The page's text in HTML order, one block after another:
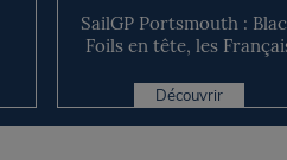
SailGP Portsmouth :
Foils en tête, les
Découvrir